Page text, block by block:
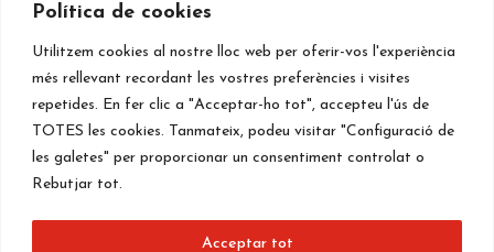
Política de cookies
Utilitzem cookies al nostre lloc web per oferir-vos l'experiència
més rellevant recordant les vostres preferències i visites
repetides. En fer clic a "Acceptar-ho tot", accepteu l'ús de
TOTES les cookies. Tanmateix, podeu visitar "Configuració de
les galetes" per proporcionar un consentiment controlat o
Rebutjar tot.
Acceptar tot